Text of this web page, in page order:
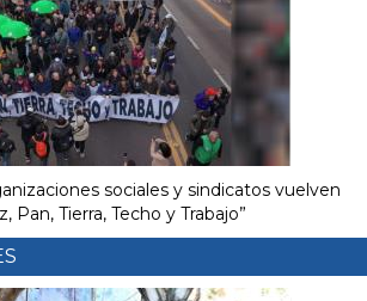
sociales y sindicatos vuelven
Pan, Tierra, Techo y Trabajo”